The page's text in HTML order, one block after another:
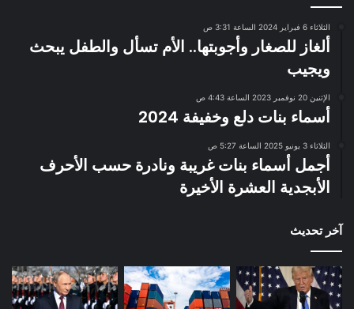
الثلاثاء 6 فبراير 2024 الساعة 3:31 ص
ألغاز للصغار وأجوبتها.. الأم تسأل والطفل يبحث
ويجيب
الإثنين 20 نوفمبر 2023 الساعة 4:43 ص
أسماء بنات دلع وخفيفة 2024
الثلاثاء 3 يونيو 2025 الساعة 5:27 ص
أجمل أسماء بنات غريبة ونادرة حسب الأحرف
الأبجدية العشرة الأخيرة
آخر تحديث